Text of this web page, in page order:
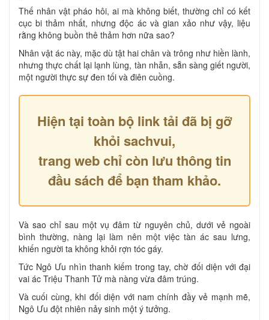
Thế nhân vật pháo hôi, ai mà không biết, thường chỉ có kết
cục bi thảm nhất, nhưng độc ác và gian xảo như vậy, liệu
rằng không buồn thê thảm hơn nữa sao?
Nhân vật ác này, mặc dù tật hai chân và trông như hiền lành,
nhưng thực chất lại lạnh lùng, tàn nhẫn, sẵn sàng giết người,
một người thực sự đen tối và điên cuồng.
Hiện tại toàn bộ link tải đã bị gỡ
khỏi sachvui,
trang web chỉ còn lưu thông tin
đầu sách để bạn tham khảo.
Và sao chỉ sau một vụ đâm từ nguyên chủ, dưới vẻ ngoài
bình thường, nàng lại làm nên một việc tàn ác sau lưng,
khiến người ta không khỏi rợn tóc gáy.
Tức Ngô Ưu nhìn thanh kiếm trong tay, chờ đối diện với đại
vai ác Triệu Thanh Tử mà nàng vừa đâm trúng.
Và cuối cùng, khi đối diện với nam chính đầy vẻ mạnh mẽ,
Ngô Ưu đột nhiên nảy sinh một ý tưởng.